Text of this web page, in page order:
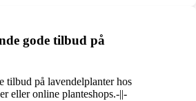
gode tilbud på
tilbud på lavendelplanter hos
eller online planteshops.-||-